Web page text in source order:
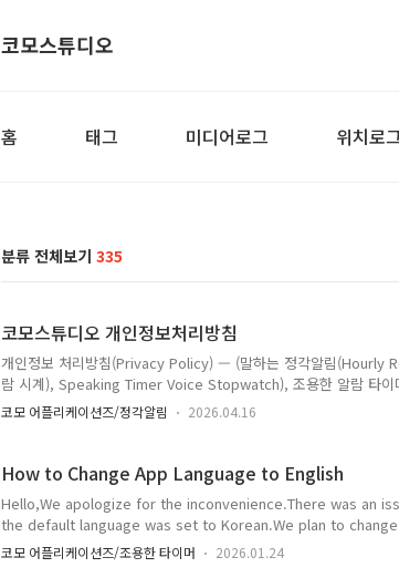
코모스튜디오
홈 태그 미디어로그 위치로
분류 전체보기 335
코모스튜디오 개인정보처리방침
개인정보 처리방침(Privacy Policy) — (말하는 정각알림(Hourly
람 시계), Speaking Timer Voice Stopwatch), 조용한 알람 타
트: 2026년 4월 16일 시행일: 2026년 3월 02일 앱 버전:
오 (ComoStudio)1. 개요코모스튜디오(이하 "회사")는 이용자의
합니다.본 처리방침은 매시간 말하는 알람시계..
코모 어플리케이션즈/정각알림 2026.04.16
How to Change App Language to English
Hello,We apologize for the inconvenience.There was an
the default language was set to Korean.We plan to
default language to English in the next update. (It will be
within a week.) For now, you can change the app language
코모 어플리케이션즈/조용한 타이머 2026.01.24